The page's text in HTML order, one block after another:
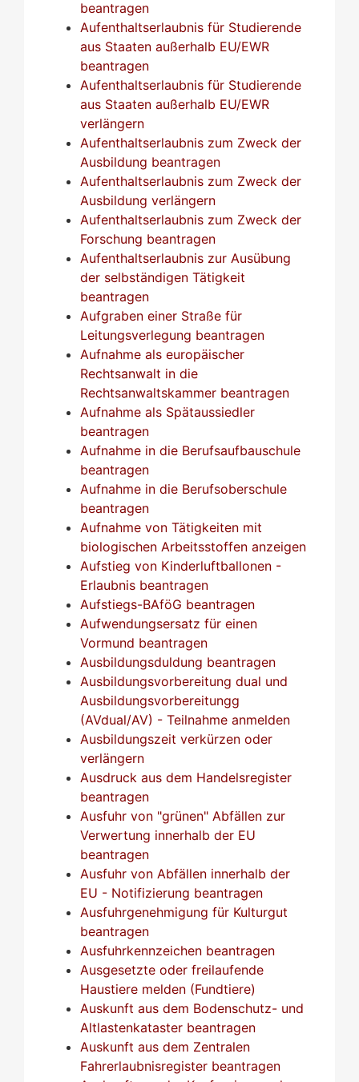
beantragen
Aufenthaltserlaubnis für Studierende
aus Staaten außerhalb EU/EWR
beantragen
Aufenthaltserlaubnis für Studierende
aus Staaten außerhalb EU/EWR
verlängern
Aufenthaltserlaubnis zum Zweck der
Ausbildung beantragen
Aufenthaltserlaubnis zum Zweck der
Ausbildung verlängern
Aufenthaltserlaubnis zum Zweck der
Forschung beantragen
Aufenthaltserlaubnis zur Ausübung
der selbständigen Tätigkeit
beantragen
Aufgraben einer Straße für
Leitungsverlegung beantragen
Aufnahme als europäischer
Rechtsanwalt in die
Rechtsanwaltskammer beantragen
Aufnahme als Spätaussiedler
beantragen
Aufnahme in die Berufsaufbauschule
beantragen
Aufnahme in die Berufsoberschule
beantragen
Aufnahme von Tätigkeiten mit
biologischen Arbeitsstoffen anzeigen
Aufstieg von Kinderluftballonen -
Erlaubnis beantragen
Aufstiegs-BAföG beantragen
Aufwendungsersatz für einen
Vormund beantragen
Ausbildungsduldung beantragen
Ausbildungsvorbereitung dual und
Ausbildungsvorbereitungg
(AVdual/AV) - Teilnahme anmelden
Ausbildungszeit verkürzen oder
verlängern
Ausdruck aus dem Handelsregister
beantragen
Ausfuhr von "grünen" Abfällen zur
Verwertung innerhalb der EU
beantragen
Ausfuhr von Abfällen innerhalb der
EU - Notifizierung beantragen
Ausfuhrgenehmigung für Kulturgut
beantragen
Ausfuhrkennzeichen beantragen
Ausgesetzte oder freilaufende
Haustiere melden (Fundtiere)
Auskunft aus dem Bodenschutz- und
Altlastenkataster beantragen
Auskunft aus dem Zentralen
Fahrerlaubnisregister beantragen